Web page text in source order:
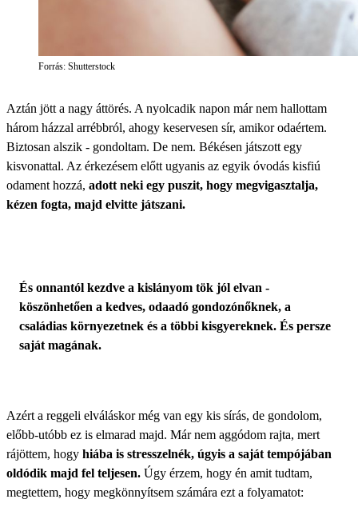
Forrás: Shutterstock
Aztán jött a nagy áttörés. A nyolcadik napon már nem hallottam
három házzal arrébbról, ahogy keservesen sír, amikor odaértem.
Biztosan alszik - gondoltam. De nem. Békésen játszott egy
kisvonattal. Az érkezésem előtt ugyanis az egyik óvodás kisfiú
odament hozzá, adott neki egy puszit, hogy megvigasztalja,
kézen fogta, majd elvitte játszani.
És onnantól kezdve a kislányom tök jól elvan -
köszönhetően a kedves, odaadó gondozónőknek, a
családias környezetnek és a többi kisgyereknek. És persze
saját magának.
Azért a reggeli elváláskor még van egy kis sírás, de gondolom,
előbb-utóbb ez is elmarad majd. Már nem aggódom rajta, mert
rájöttem, hogy hiába is stresszelnék, úgyis a saját tempójában
oldódik majd fel teljesen. Úgy érzem, hogy én amit tudtam,
megtettem, hogy megkönnyítsem számára ezt a folyamatot: